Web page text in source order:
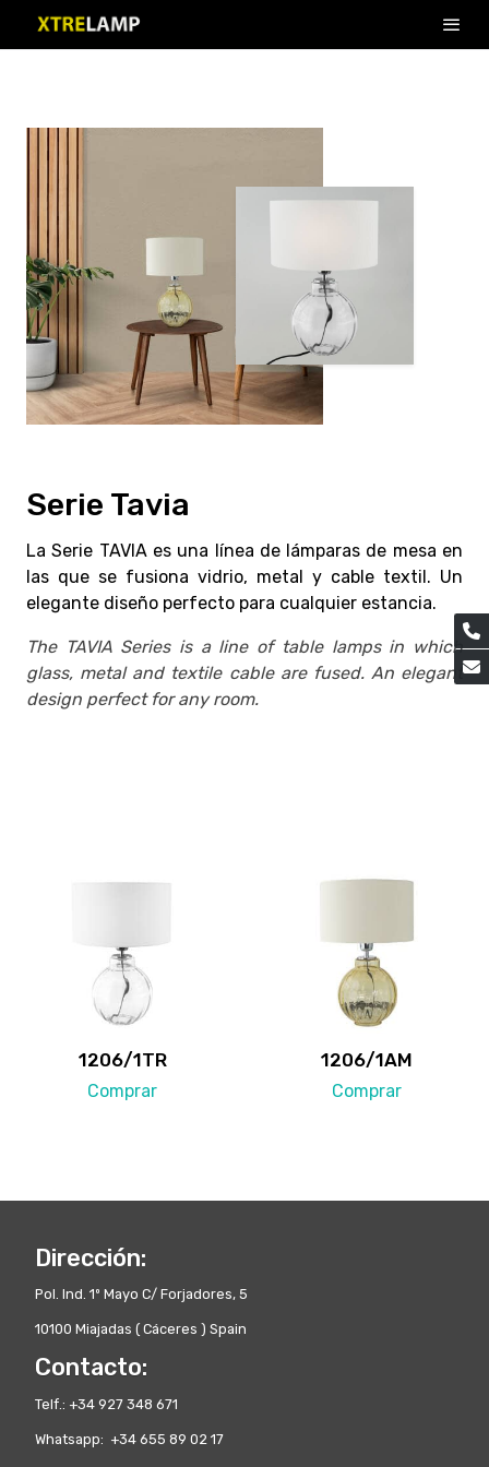
Serie Tavia
La Serie TAVIA es una línea de lámparas de mesa en
las que se fusiona vidrio, metal y cable textil. Un
elegante diseño perfecto para cualquier estancia.
The TAVIA Series is a line of table lamps in which
glass, metal and textile cable are fused. An elegant
design perfect for any room.
1206/1TR
Comprar
1206/1AM
Comprar
Dirección:
Pol. Ind. 1º Mayo C/ Forjadores, 5
10100 Miajadas ( Cáceres ) Spain
Contacto:
Telf.: +34 927 348 671
Whatsapp: +34 655 89 02 17